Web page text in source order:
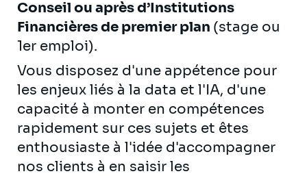
Conseil ou après d’Institutions
Financières de premier plan (stage ou
1er emploi).
Vous disposez d'une appétence pour
les enjeux liés à la data et l'IA, d'une
capacité à monter en compétences
rapidement sur ces sujets et êtes
enthousiaste à l'idée d'accompagner
nos clients à en saisir les